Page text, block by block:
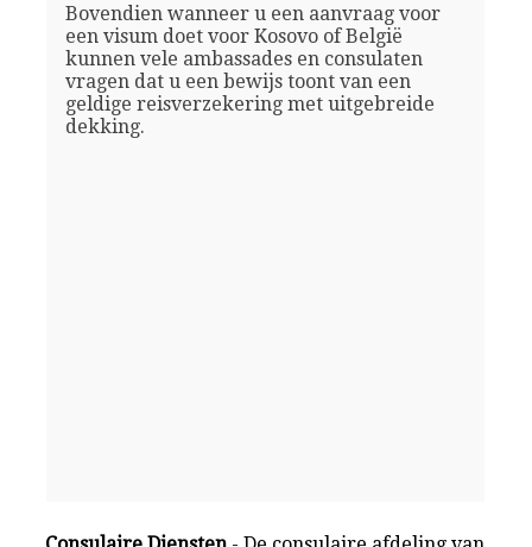
Bovendien wanneer u een aanvraag voor
een visum doet voor Kosovo of België
kunnen vele ambassades en consulaten
vragen dat u een bewijs toont van een
geldige reisverzekering met uitgebreide
dekking.